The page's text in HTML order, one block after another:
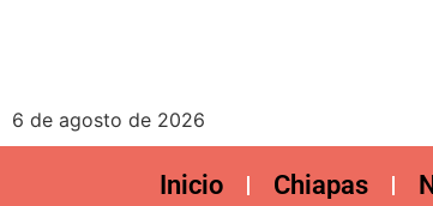
6 de agosto de 2026
Inicio Chiapas